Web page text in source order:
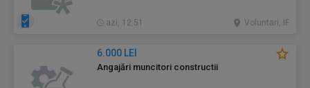
azi, 12:51 Voluntari, IF
6.000 LEI
Angajări muncitori constructii